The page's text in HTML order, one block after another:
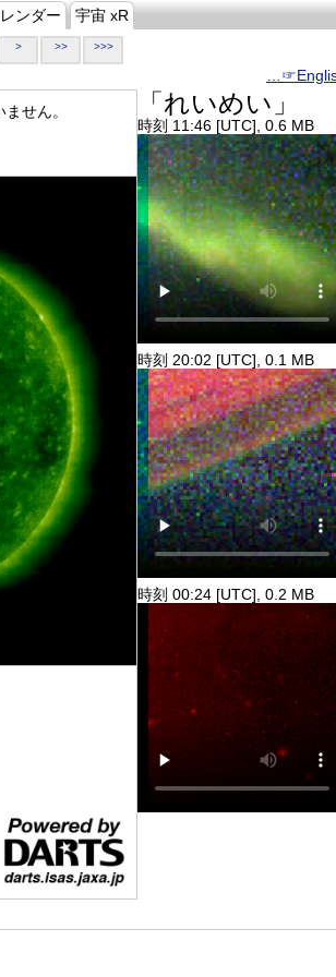
ンダー 宇宙 xR
> >> >>>
せん。 「れいめい」
時刻 11:46 [UTC], 0.6 MB
時刻 20:02 [UTC], 0.1 MB
時刻 00:24 [UTC], 0.2 MB